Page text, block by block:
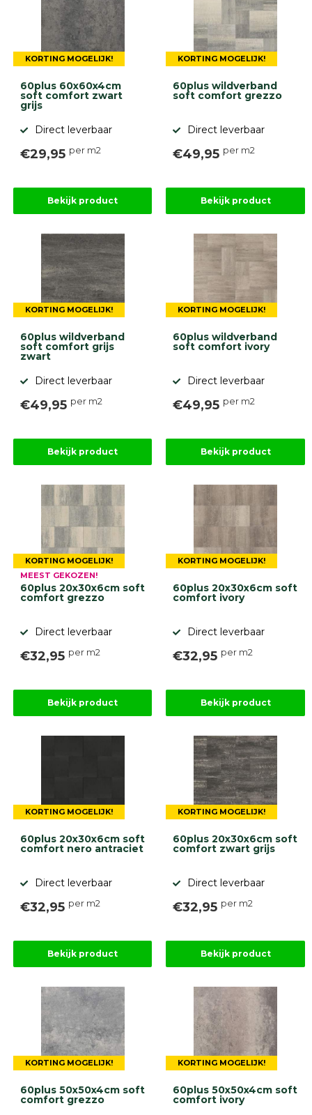
KORTING MOGELIJK!
60plus 60x60x4cm
soft comfort zwart
grijs
Direct leverbaar
€29,95 per m2
Bekijk product
KORTING MOGELIJK!
60plus wildverband
soft comfort grezzo
Direct leverbaar
€49,95 per m2
Bekijk product
KORTING MOGELIJK!
60plus wildverband
soft comfort grijs
zwart
Direct leverbaar
€49,95 per m2
Bekijk product
KORTING MOGELIJK!
60plus wildverband
soft comfort ivory
Direct leverbaar
€49,95 per m2
Bekijk product
KORTING MOGELIJK!
MEEST GEKOZEN!
60plus 20x30x6cm soft
comfort grezzo
Direct leverbaar
€32,95 per m2
Bekijk product
KORTING MOGELIJK!
60plus 20x30x6cm soft
comfort ivory
Direct leverbaar
€32,95 per m2
Bekijk product
KORTING MOGELIJK!
60plus 20x30x6cm soft
comfort nero antraciet
Direct leverbaar
€32,95 per m2
Bekijk product
KORTING MOGELIJK!
60plus 20x30x6cm soft
comfort zwart grijs
Direct leverbaar
€32,95 per m2
Bekijk product
KORTING MOGELIJK!
60plus 50x50x4cm soft
comfort grezzo
KORTING MOGELIJK!
60plus 50x50x4cm soft
comfort ivory